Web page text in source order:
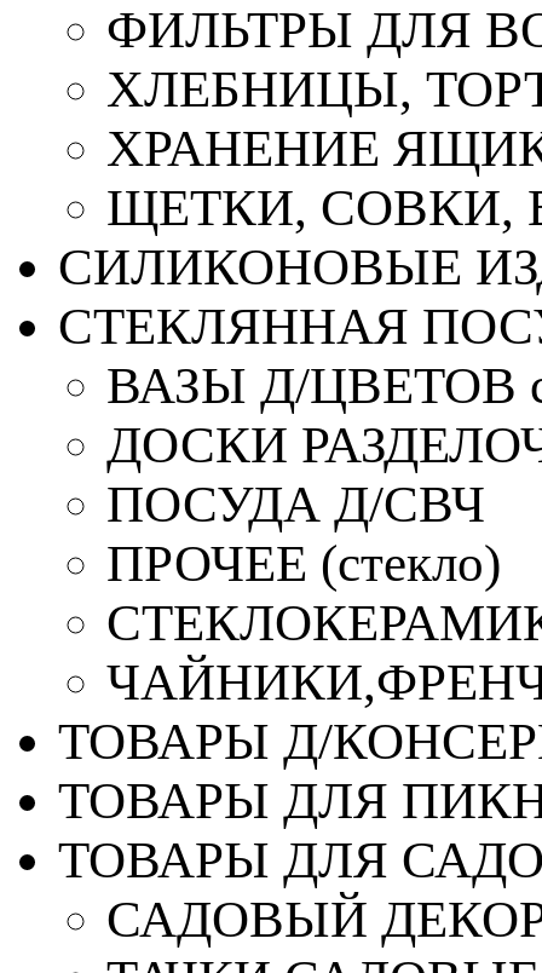
ФИЛЬТРЫ ДЛЯ
ХЛЕБНИЦЫ,
ХРАНЕНИЕ
ЩЕТКИ, СОВКИ,
СИЛИКОНОВЫЕ
СТЕКЛЯННАЯ
ВАЗЫ Д/ЦВЕТОВ
ДОСКИ
ПОСУДА Д/СВЧ
ПРОЧЕЕ (стекло)
ТОВАРЫ Д/
ТОВАРЫ ДЛЯ
ТОВАРЫ ДЛЯ
САДОВЫЙ